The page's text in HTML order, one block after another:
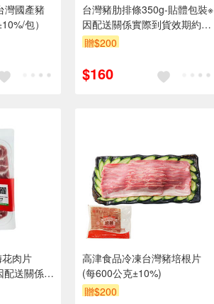
灣國產豬
包）
台灣豬肋排條350g-貼體包裝※
因配送關係實際到貨效期約2-
3天
贈$200
$160
肉片
配送關係實
高津食品冷凍台灣豬培根片
(每600公克±10%)
贈$200